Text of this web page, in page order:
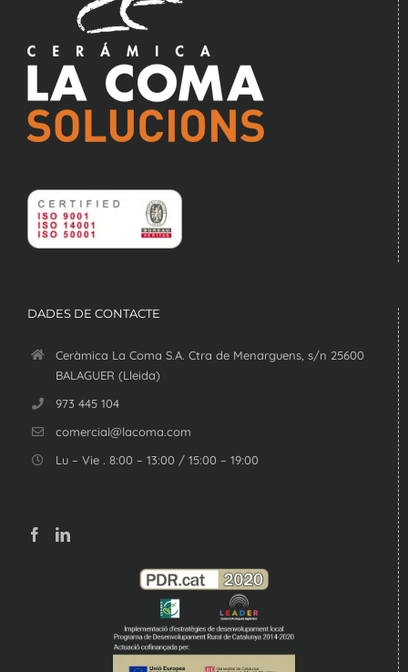
DADES DE CONTACTE
Ceràmica La Coma S.A. Ctra de Menarguens, s/n 25600
BALAGUER (Lleida)
973 445 104
comercial@lacoma.com
Lu – Vie . 8:00 – 13:00 / 15:00 – 19:00